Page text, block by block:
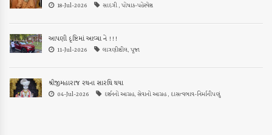
18-Jul-2026 સાદગી , પોષાક-પહેરવેશ
આપણી દૃષ્ટિમાં આવ્યા ને !!!
11-Jul-2026 લાગણીશીલ, પૂજા
શ્રીજીમહારાજ રથના સારથિ થયા
04-Jul-2026 દર્શનનો આગ્રહ, સેવાનો આગ્રહ , દાસત્વભાવ-નિર્માનીપણું